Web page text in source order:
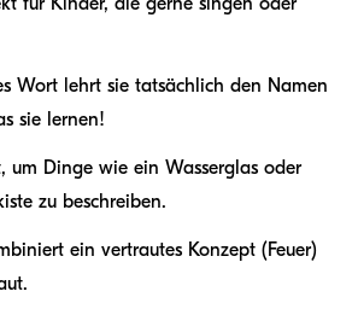
Wort lehrt sie tatsächlich den Namen
sie lernen!
um Dinge wie ein Wasserglas oder
zu beschreiben.
ein vertrautes Konzept (Feuer)